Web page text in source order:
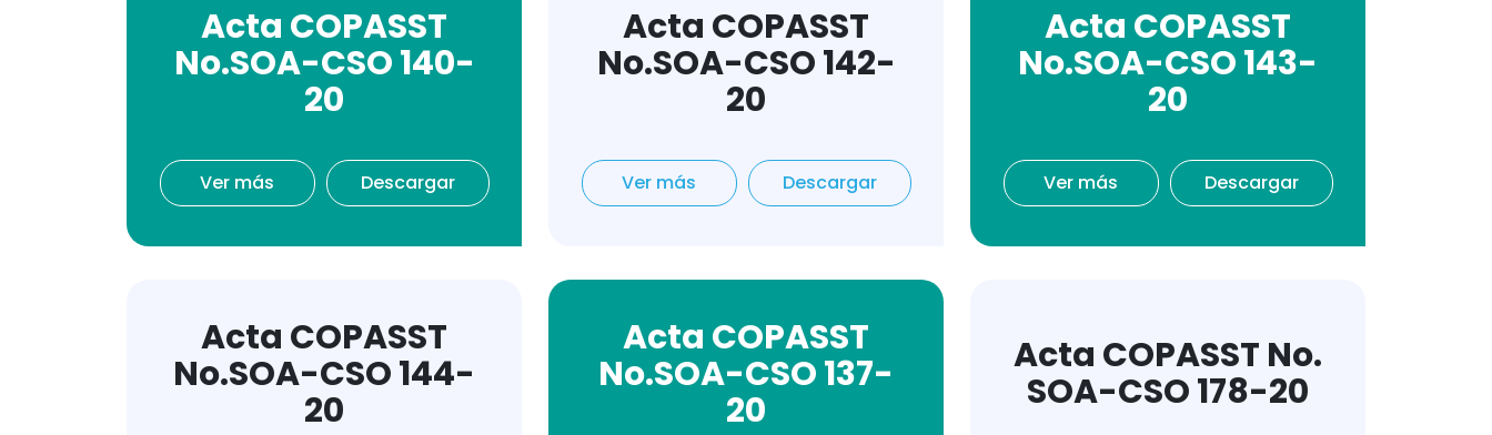
Acta COPASST
No.SOA-CSO 140-
20
Ver más Descargar
Acta COPASST
No.SOA-CSO 142-
20
Ver más Descargar
Acta COPASST
No.SOA-CSO 143-
20
Ver más Descargar
Acta COPASST
No.SOA-CSO 144-
20
Acta COPASST
No.SOA-CSO 137-
20
Acta COPASST No.
SOA-CSO 178-20